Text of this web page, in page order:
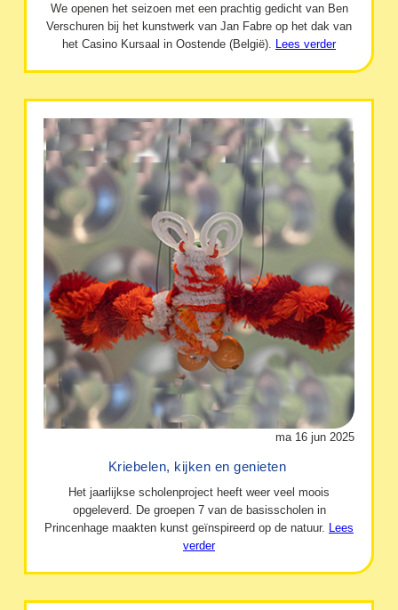
We openen het seizoen met een prachtig gedicht van Ben
Verschuren bij het kunstwerk van Jan Fabre op het dak van
het Casino Kursaal in Oostende (België). Lees verder
ma 16 jun 2025
Kriebelen, kijken en genieten
Het jaarlijkse scholenproject heeft weer veel moois
opgeleverd. De groepen 7 van de basisscholen in
Princenhage maakten kunst geïnspireerd op de natuur. Lees
verder